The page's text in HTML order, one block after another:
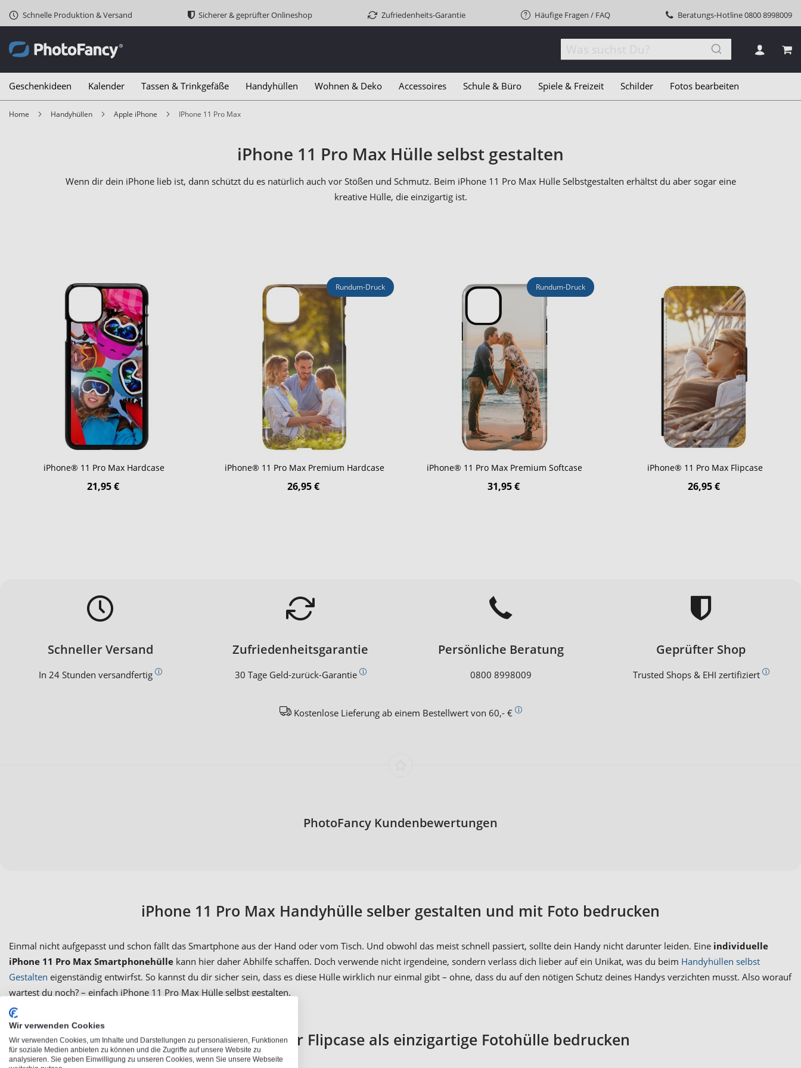
Schnelle Produktion & Versand Sicherer & geprüfter Onlineshop Zufriedenheits-Garantie Häufige Fragen / FAQ Beratungs-Hotline0800 8998009
Geschenkideen Kalender Tassen & Trinkgefäße Handyhüllen Wohnen & Deko Accessoires Schule & Büro Spiele & Freizeit Schilder Fotos bearbeiten
Home Handyhüllen Apple iPhone iPhone 11 Pro Max
iPhone 11 Pro Max Hülle selbst gestalten
Wenn dir dein iPhone lieb ist, dann schützt du es natürlich auch vor Stößen und Schmutz. Beim iPhone 11 Pro Max Hülle Selbstgestalten erhältst du aber sogar eine
kreative Hülle, die einzigartig ist.
iPhone® 11 Pro Max Hardcase
21,95 €
Rundum-Druck
iPhone® 11 Pro Max Premium Hardcase
26,95 €
Rundum-Druck
iPhone® 11 Pro Max Premium Softcase
31,95 €
iPhone® 11 Pro Max Flipcase
26,95 €
Schneller Versand
In 24 Stunden versandfertig
Zufriedenheitsgarantie
30 Tage Geld-zurück-Garantie
Persönliche Beratung
0800 8998009
Geprüfter Shop
Trusted Shops & EHI zertifiziert
Kostenlose Lieferung ab einem Bestellwert von 60,- €
PhotoFancy Kundenbewertungen
iPhone 11 Pro Max Handyhülle selber gestalten und mit Foto bedrucken
Einmal nicht aufgepasst und schon fällt das Smartphone aus der Hand oder vom Tisch. Und obwohl das meist schnell passiert, sollte dein Handy nicht darunter leiden. Eine individuelle
iPhone 11 Pro Max Smartphonehülle kann hier daher Abhilfe schaffen. Doch verwende nicht irgendeine, sondern verlass dich lieber auf ein Unikat, was du beim Handyhüllen selbst
Gestalten eigenständig entwirfst. So kannst du dir sicher sein, dass es diese Hülle wirklich nur einmal gibt – ohne, dass du auf den nötigen Schutz deines Handys verzichten musst. Also worauf
wartest du noch? – einfach iPhone 11 Pro Max Hülle selbst gestalten.
Handytasche oder Flipcase als einzigartige Fotohülle bedrucken
Wir verwenden Cookies
Wir verwenden Cookies, um Inhalte und Darstellungen zu personalisieren, Funktionen
für soziale Medien anbieten zu können und die Zugriffe auf unsere Website zu
analysieren. Sie geben Einwilligung zu unseren Cookies, wenn Sie unsere Webseite